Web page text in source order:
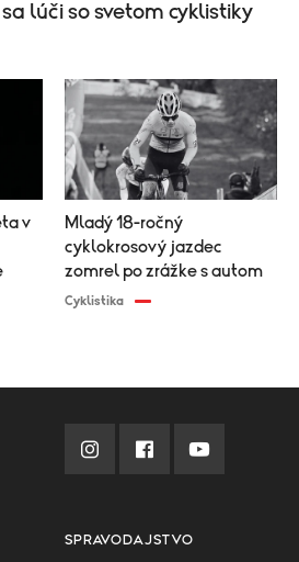
Mladý 18-ročný
cyklokrosový jazdec
zomrel po zrážke s autom
Cyklistika
sa lúči so svetom cyklistiky
SPRAVODAJSTVO